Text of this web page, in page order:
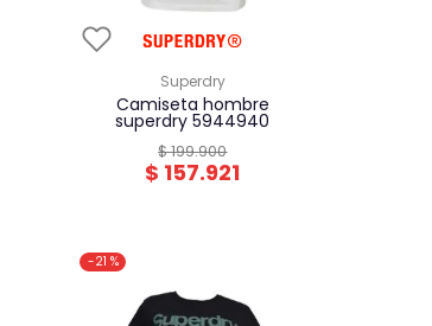
superdry
camiseta hombre
superdry 5944940
$199.900
$ 157.921
-21 %